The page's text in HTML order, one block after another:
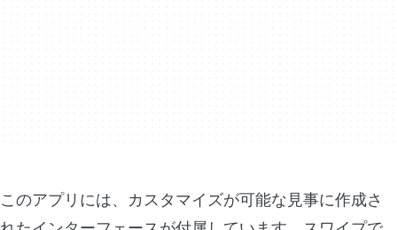
このアプリには、カスタマイズが可能な見事に作成さ